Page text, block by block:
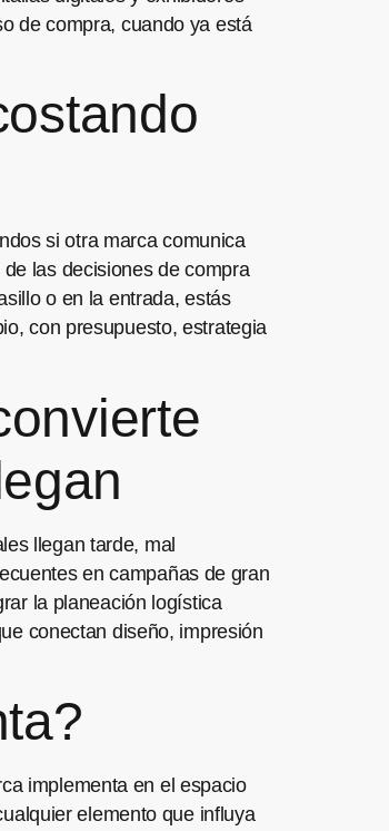
de compra, cuando ya está
si otra marca comunica
las decisiones de compra
o en la entrada, estás
con presupuesto, estrategia
llegan tarde, mal
en campañas de gran
la planeación logística
conectan diseño, impresión
implementa en el espacio
elemento que influya